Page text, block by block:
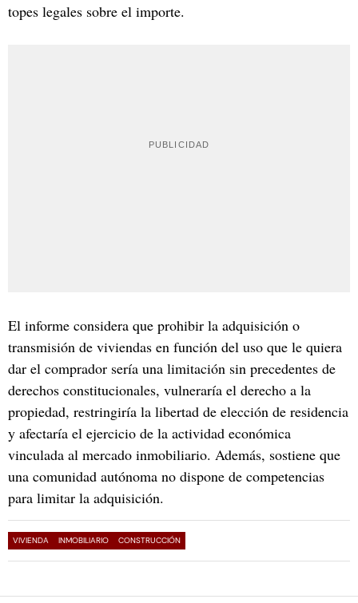
topes legales sobre el importe.
El informe considera que prohibir la adquisición o
transmisión de viviendas en función del uso que le quiera
dar el comprador sería una limitación sin precedentes de
derechos constitucionales, vulneraría el derecho a la
propiedad, restringiría la libertad de elección de residencia
y afectaría el ejercicio de la actividad económica
vinculada al mercado inmobiliario. Además, sostiene que
una comunidad autónoma no dispone de competencias
para limitar la adquisición.
VIVIENDA INMOBILIARIO CONSTRUCCIÓN